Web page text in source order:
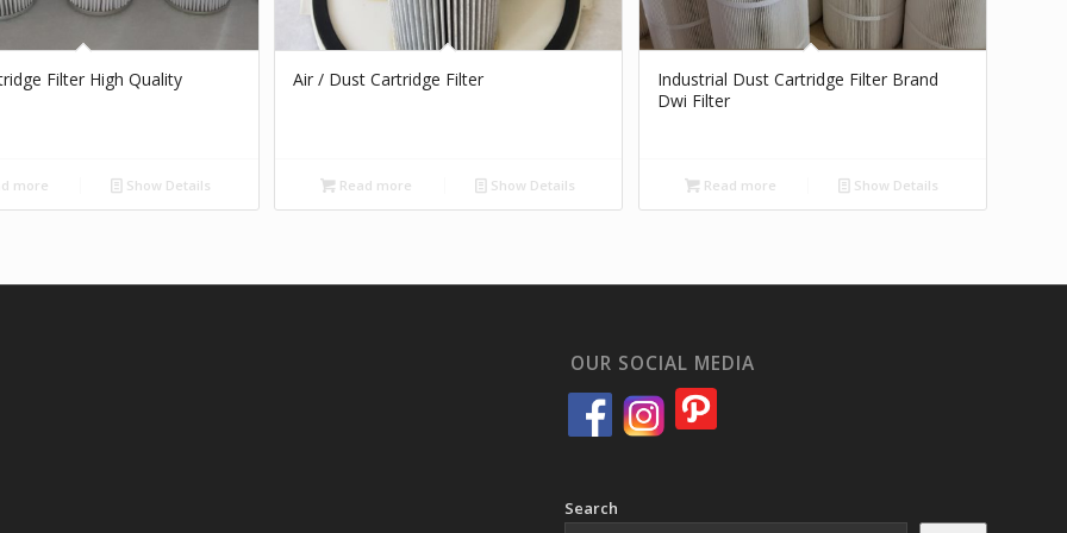
Filter High Quality
more Show Details
Air / Dust Cartridge Filter
Read more Show Details
Industrial Dust Cartridge Filter Brand
Dwi Filter
Read more Show Details
OUR SOCIAL MEDIA
Search